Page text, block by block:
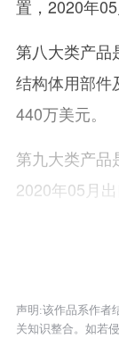
置，2020年
第八大类产品
结构体用部件
440万美元。
第九大类产品
2020年05月出
第十大类产
声明:该作品系作者
关知识整合。如若